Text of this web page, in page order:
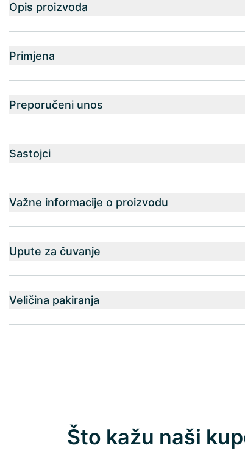
Opis proizvoda
Primjena
Preporučeni unos
Sastojci
Važne informacije o proizvodu
Upute za čuvanje
Veličina pakiranja
Što kažu naši